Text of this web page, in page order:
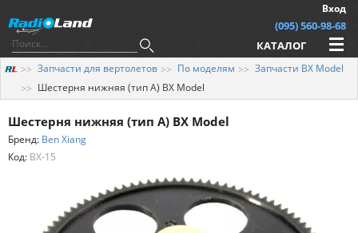
Вход
(095) 560-98-68
КАТАЛОГ
Запчасти для вертолетов По моделям
Запчасти BX Model
Шестерня нижняя (тип A) BX Model
Шестерня нижняя (тип A) BX Model
Бренд: Ben Xiang
Код: BX-15